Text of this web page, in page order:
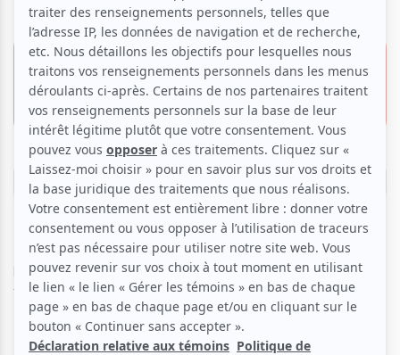
27 juin 2026 - 20h00
Pavillon du Mont Arthabaska
100, Chemin du Mont Arthabaska,
Victoriaville
19.98 $
2 pour 19.98 $
Réserver
Le Festival des Amateurs de Théâtre à Victoriaville
présente pour sa 12e édition un spectacle de la troupe de
théâtre Barre Oblique, de Montréal.